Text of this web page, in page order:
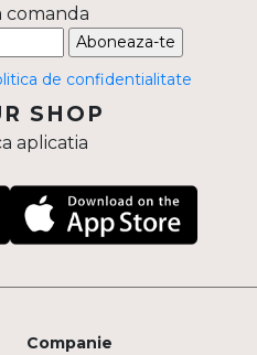
comanda
Aboneaza-te
de confidentialitate
SHOP
aplicatia
Companie